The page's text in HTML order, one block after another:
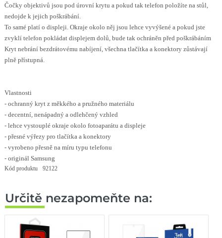
Čočky objektivů jsou pod úrovní krytu a pokud tak telefon položíte na stůl,
nedojde k jejich poškrábání.
To samé platí o displeji. Okraje okolo něj jsou lehce vyvýšené a pokud jste
zvyklí telefon pokládat displejem dolů, bude tak ochráněn před poškrábáním
Kryt nebrání bezdrátovému nabíjení, všechna tlačítka a konektory zůstávají
plně přístupná.
Vlastnosti
- ochranný kryt z měkkého a pružného materiálu
- decentní, nenápadný a odlehčený vzhled
- lehce vystouplé okraje okolo fotoaparátu a displeje
- přesné výřezy pro tlačítka a konektory
- vyrobeno přesně na míru typu telefonu
- originál Samsung
Kód produktu 92122
Určitě nezapomeňte na: